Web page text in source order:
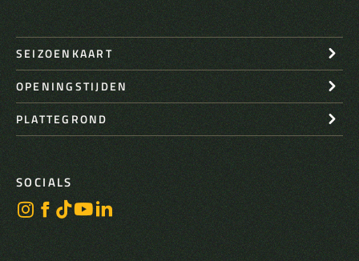
SEIZOENKAART
OPENINGSTIJDEN
PLATTEGROND
SOCIALS